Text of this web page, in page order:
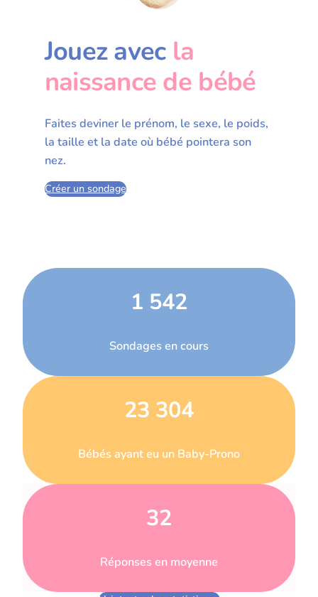
Jouez avec la
naissance de bébé
Faites deviner le prénom, le sexe, le poids,
la taille et la date où bébé pointera son
nez.
Créer un sondage
1 542
Sondages en cours
23 304
Bébés ayant eu un Baby-Prono
32
Réponses en moyenne